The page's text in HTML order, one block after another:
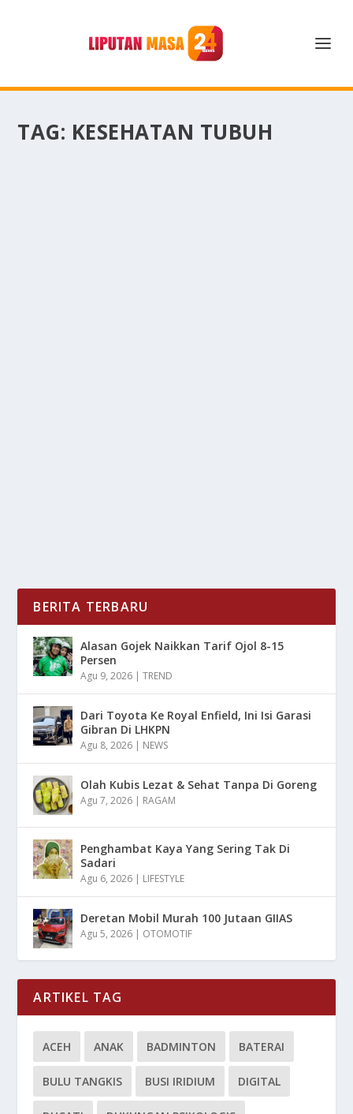
TAG: KESEHATAN TUBUH
BERITA TERBARU
Alasan Gojek Naikkan Tarif Ojol 8-15
Persen
Agu 9, 2026 |TREND
Dari Toyota Ke Royal Enfield, Ini Isi Garasi
Gibran Di LHKPN
Agu 8, 2026 | NEWS
Olah Kubis Lezat & Sehat Tanpa Di Goreng
Agu 7, 2026 | RAGAM
Penghambat Kaya Yang Sering Tak Di
Sadari
Agu 6, 2026 | LIFESTYLE
Deretan Mobil Murah 100 Jutaan GIIAS
Agu 5, 2026 | OTOMOTIF
ARTIKEL TAG
ACEH ANAK BADMINTON BATERAI
BULU TANGKIS BUSI IRIDIUM DIGITAL